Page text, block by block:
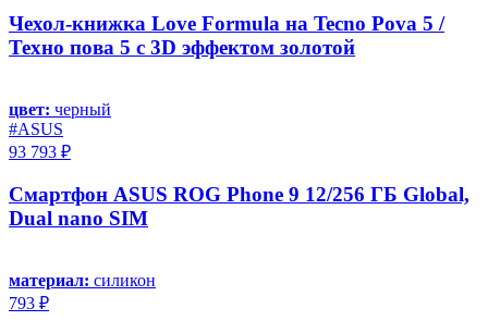
Чехол-книжка Love Formula на Tecno Pova 5 /
Техно пова 5 с 3D эффектом золотой
цвет: черный
#ASUS
93 793 ₽
Смартфон ASUS ROG Phone 9 12/256 ГБ Global,
Dual nano SIM
материал: силикон
793 ₽